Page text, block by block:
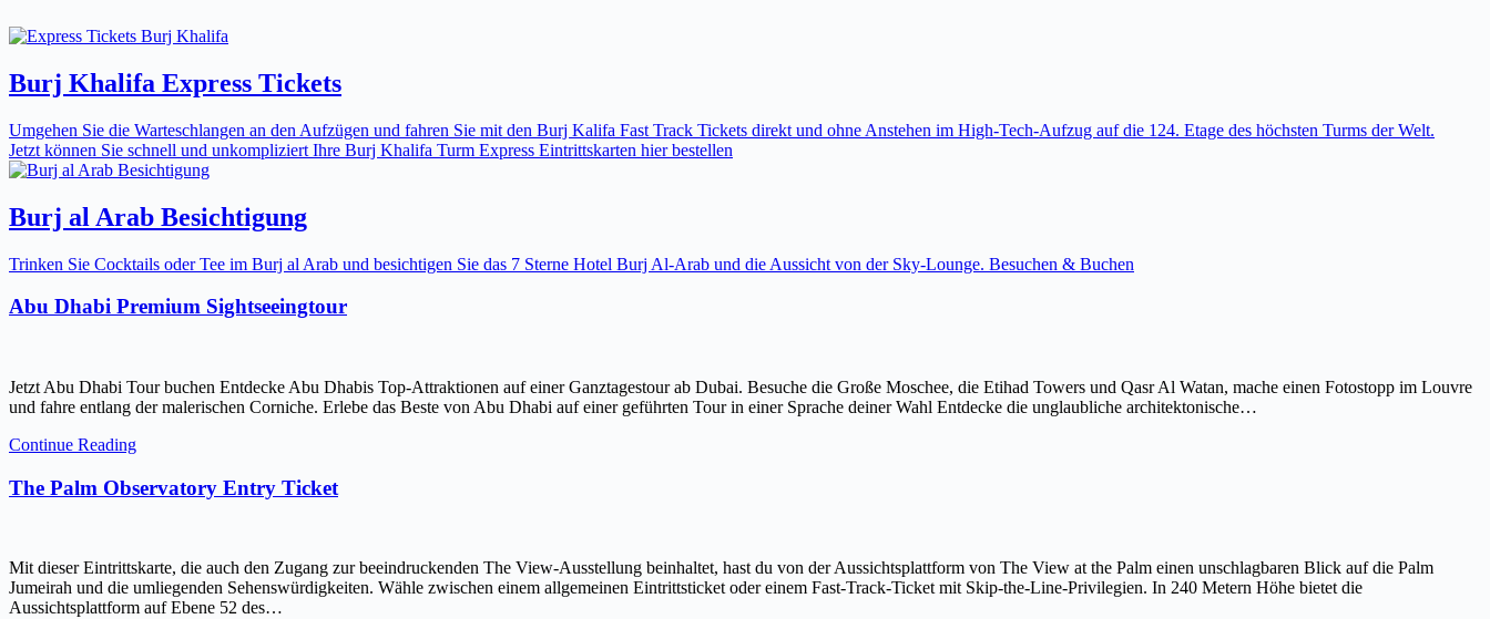
Burj Khalifa Express Tickets
Umgehen Sie die Warteschlangen an den Aufzügen und fahren Sie mit den Burj Kalifa Fast Track Tickets direkt und ohne Anstehen im High-Tech-Aufzug auf die 124. Etage des höchsten Turms der Welt.
Jetzt können Sie schnell und unkompliziert Ihre Burj Khalifa Turm Express Eintrittskarten hier bestellen
Burj al Arab Besichtigung
Trinken Sie Cocktails oder Tee im Burj al Arab und besichtigen Sie das 7 Sterne Hotel Burj Al-Arab und die Aussicht von der Sky-Lounge. Besuchen & Buchen
Abu Dhabi Premium Sightseeingtour
Jetzt Abu Dhabi Tour buchen Entdecke Abu Dhabis Top-Attraktionen auf einer Ganztagestour ab Dubai. Besuche die Große Moschee, die Etihad Towers und Qasr Al Watan, mache einen Fotostopp im Louvre
und fahre entlang der malerischen Corniche. Erlebe das Beste von Abu Dhabi auf einer geführten Tour in einer Sprache deiner Wahl Entdecke die unglaubliche architektonische…
Continue Reading
The Palm Observatory Entry Ticket
Mit dieser Eintrittskarte, die auch den Zugang zur beeindruckenden The View-Ausstellung beinhaltet, hast du von der Aussichtsplattform von The View at the Palm einen unschlagbaren Blick auf die Palm
Jumeirah und die umliegenden Sehenswürdigkeiten. Wähle zwischen einem allgemeinen Eintrittsticket oder einem Fast-Track-Ticket mit Skip-the-Line-Privilegien. In 240 Metern Höhe bietet die
Aussichtsplattform auf Ebene 52 des…